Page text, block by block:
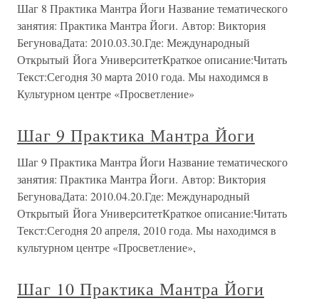
Шаг 8 Практика Мантра Йоги Название тематического
занятия: Практика Мантра Йоги. Автор: Виктория
БегуноваДата: 2010.03.30.Где: Международный
Открытый Йога УниверситетКраткое описание:Читать
Текст:Сегодня 30 марта 2010 года. Мы находимся в
Культурном центре «Просветление»
Шаг 9 Практика Мантра Йоги
Шаг 9 Практика Мантра Йоги Название тематического
занятия: Практика Мантра Йоги. Автор: Виктория
БегуноваДата: 2010.04.20.Где: Международный
Открытый Йога УниверситетКраткое описание:Читать
Текст:Сегодня 20 апреля, 2010 года. Мы находимся в
культурном центре «Просветление»,
Шаг 10 Практика Мантра Йоги